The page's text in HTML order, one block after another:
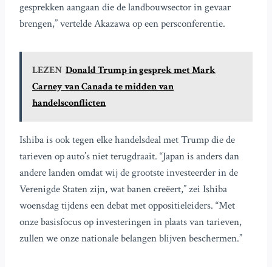
gesprekken aangaan die de landbouwsector in gevaar
brengen,” vertelde Akazawa op een persconferentie.
LEZEN Donald Trump in gesprek met Mark
Carney van Canada te midden van
handelsconflicten
Ishiba is ook tegen elke handelsdeal met Trump die de
tarieven op auto’s niet terugdraait. “Japan is anders dan
andere landen omdat wij de grootste investeerder in de
Verenigde Staten zijn, wat banen creëert,” zei Ishiba
woensdag tijdens een debat met oppositieleiders. “Met
onze basisfocus op investeringen in plaats van tarieven,
zullen we onze nationale belangen blijven beschermen.”